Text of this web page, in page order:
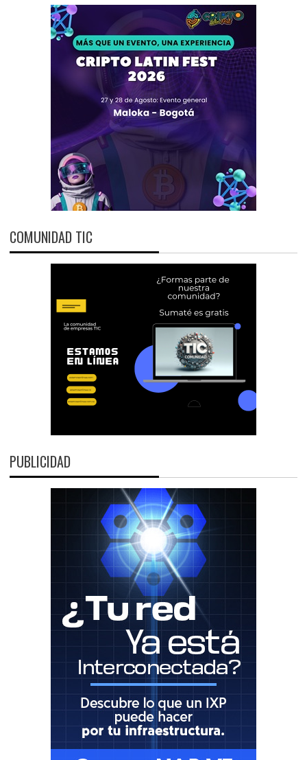
COMUNIDAD TIC
PUBLICIDAD